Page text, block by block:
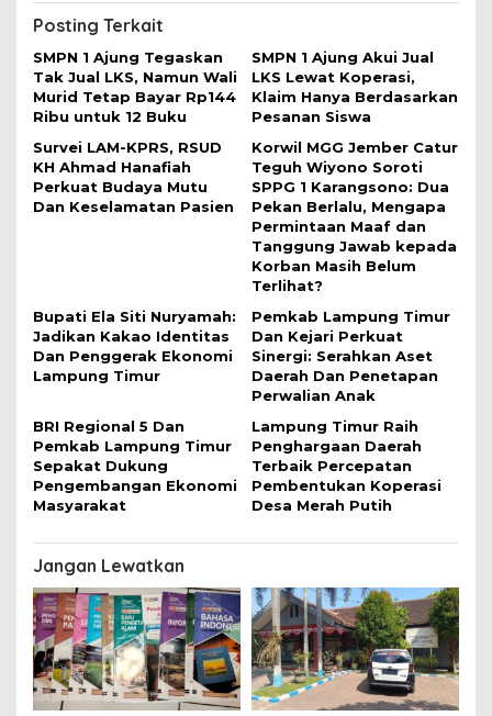
a
s
i
p
o
s
Posting Terkait
SMPN 1 Ajung Tegaskan
Tak Jual LKS, Namun Wali
Murid Tetap Bayar Rp144
Ribu untuk 12 Buku
SMPN 1 Ajung Akui Jual
LKS Lewat Koperasi,
Klaim Hanya Berdasarkan
Pesanan Siswa
Survei LAM-KPRS, RSUD
KH Ahmad Hanafiah
Perkuat Budaya Mutu
Dan Keselamatan Pasien
Korwil MGG Jember Catur
Teguh Wiyono Soroti
SPPG 1 Karangsono: Dua
Pekan Berlalu, Mengapa
Permintaan Maaf dan
Tanggung Jawab kepada
Korban Masih Belum
Terlihat?
Bupati Ela Siti Nuryamah:
Jadikan Kakao Identitas
Dan Penggerak Ekonomi
Lampung Timur
Pemkab Lampung Timur
Dan Kejari Perkuat
Sinergi: Serahkan Aset
Daerah Dan Penetapan
Perwalian Anak
BRI Regional 5 Dan
Pemkab Lampung Timur
Sepakat Dukung
Pengembangan Ekonomi
Masyarakat
Lampung Timur Raih
Penghargaan Daerah
Terbaik Percepatan
Pembentukan Koperasi
Desa Merah Putih
Jangan Lewatkan